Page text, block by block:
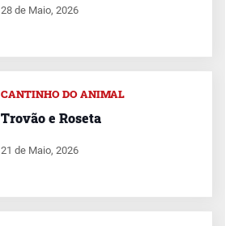
28 de Maio, 2026
CANTINHO DO ANIMAL
Trovão e Roseta
21 de Maio, 2026